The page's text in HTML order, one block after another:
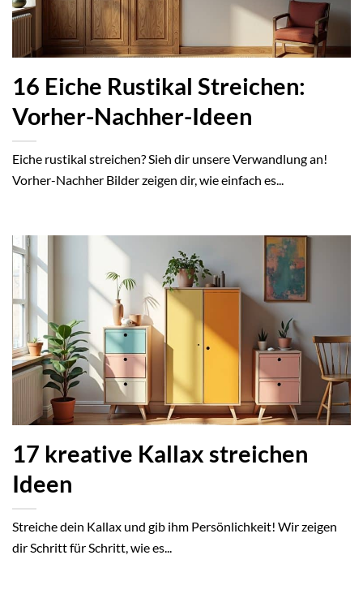
16 Eiche Rustikal Streichen:
Vorher-Nachher-Ideen
Eiche rustikal streichen? Sieh dir unsere Verwandlung an!
Vorher-Nachher Bilder zeigen dir, wie einfach es...
17 kreative Kallax streichen
Ideen
Streiche dein Kallax und gib ihm Persönlichkeit! Wir zeigen
dir Schritt für Schritt, wie es...